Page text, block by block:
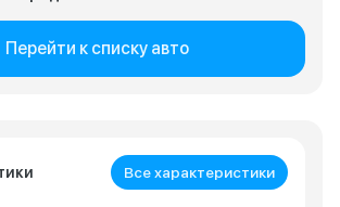
Все характеристики
Перейти к списку авто